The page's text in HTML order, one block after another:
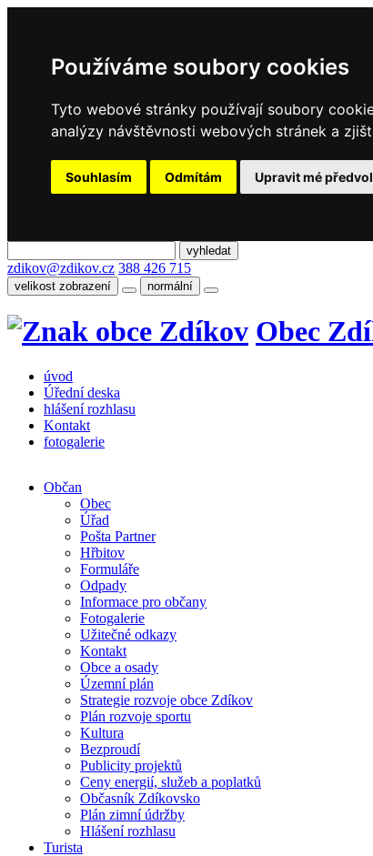
Používáme soubory cookies
Tyto webové stránky používají soubory
analýzy návštěvnosti webových stránek a
Souhlasím Odmítám Upravit mé
zdikov@zdikov.cz 388 426 715
velikost zobrazení normální
Obec
úvod
Úřední deska
hlášení rozhlasu
Kontakt
fotogalerie
Občan
Obec
Úřad
Pošta Partner
Hřbitov
Formuláře
Odpady
Informace pro občany
Fotogalerie
Užitečné odkazy
Kontakt
Obce a osady
Územní plán
Strategie rozvoje obce Zdíkov
Plán rozvoje sportu
Kultura
Bezproudí
Publicity projektů
Ceny energií, služeb a poplatků
Občasník Zdíkovsko
Plán zimní údržby
Hlášení rozhlasu
Turista